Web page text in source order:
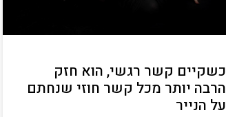
כשקיים קשר רגשי, הוא חזק
הרבה יותר מכל קשר חוזי שנחתם
על הנייר